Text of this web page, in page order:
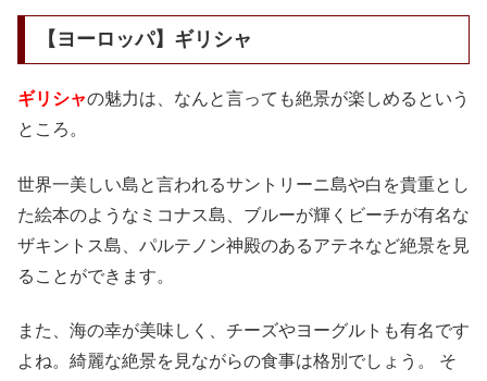
【ヨーロッパ】ギリシャ
ギリシャの魅力は、なんと言っても絶景が楽しめるという
ところ。
世界一美しい島と言われるサントリーニ島や白を貴重とし
た絵本のようなミコナス島、ブルーが輝くビーチが有名な
ザキントス島、パルテノン神殿のあるアテネなど絶景を見
ることができます。
また、海の幸が美味しく、チーズやヨーグルトも有名です
よね。綺麗な絶景を見ながらの食事は格別でしょう。 そ